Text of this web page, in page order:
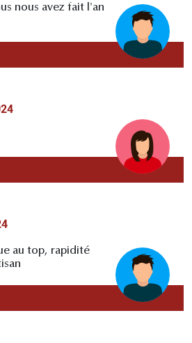
nous avez fait l'an
au top, rapidité